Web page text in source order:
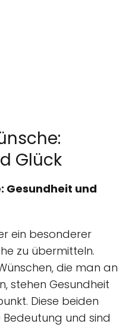
Glück
Gesundheit und
ein besonderer
zu übermitteln.
die man an
stehen Gesundheit
Diese beiden
und sind